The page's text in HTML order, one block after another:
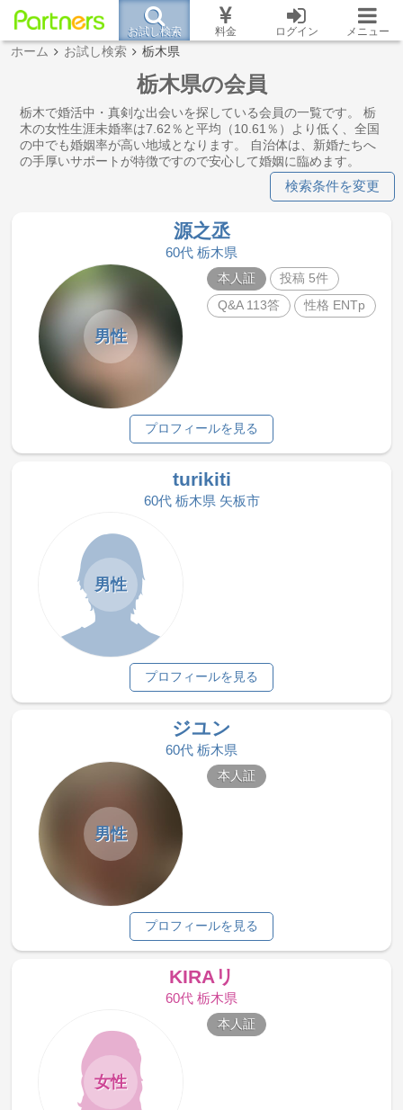
お試し検索 料金 ログイン メニュー
ホーム お試し検索 栃木県
栃木県の会員
栃木で婚活中・真剣な出会いを探している会員の一覧です。 栃
木の女性生涯未婚率は7.62％と平均（10.61％）より低く、全国
の中でも婚姻率が高い地域となります。 自治体は、新婚たちへ
の手厚いサポートが特徴ですので安心して婚姻に臨めます。
検索条件を変更
源之丞
60代 栃木県
男性
本人証
投稿 5件
Q&A 113答
性格 ENTp
プロフィールを見る
turikiti
60代 栃木県 矢板市
男性
プロフィールを見る
ジユン
60代 栃木県
男性
本人証
プロフィールを見る
KIRAリ
60代 栃木県
女性
本人証